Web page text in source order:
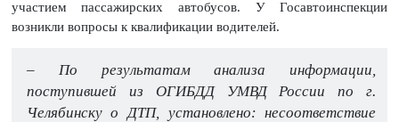
участием пассажирских автобусов. У Госавтоинспекции
возникли вопросы к квалификации водителей.
– По результатам анализа информации,
поступившей из ОГИБДД УМВД России по г.
Челябинску о ДТП, установлено: несоответствие